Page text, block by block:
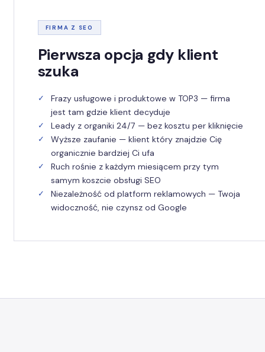
FIRMA Z SEO
Pierwsza opcja gdy klient
szuka
Frazy usługowe i produktowe w TOP3 — firma
jest tam gdzie klient decyduje
Leady z organiki 24/7 — bez kosztu per kliknięcie
Wyższe zaufanie — klient który znajdzie Cię
organicznie bardziej Ci ufa
Ruch rośnie z każdym miesiącem przy tym
samym koszcie obsługi SEO
Niezależność od platform reklamowych — Twoja
widoczność, nie czynsz od Google